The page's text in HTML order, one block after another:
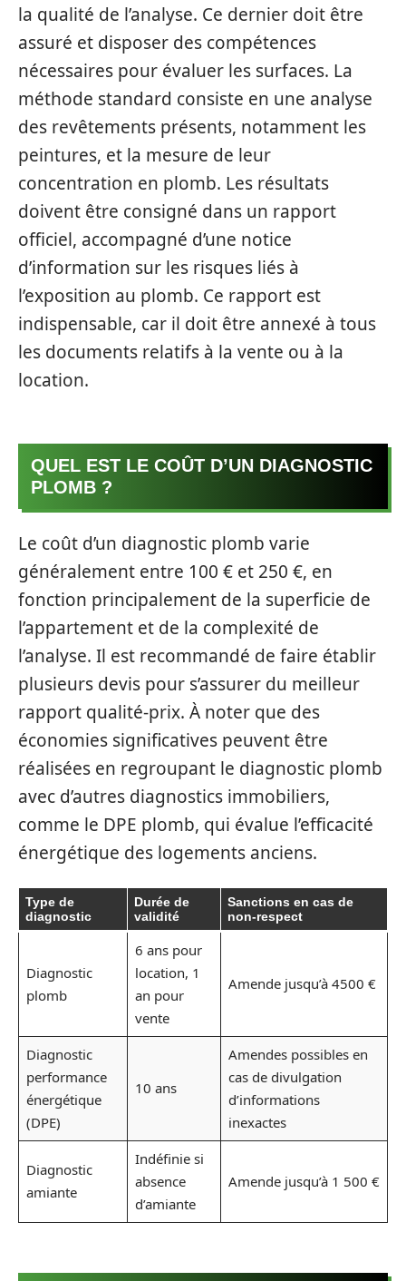
la qualité de l’analyse. Ce dernier doit être
assuré et disposer des compétences
nécessaires pour évaluer les surfaces. La
méthode standard consiste en une analyse
des revêtements présents, notamment les
peintures, et la mesure de leur
concentration en plomb. Les résultats
doivent être consigné dans un rapport
officiel, accompagné d’une notice
d’information sur les risques liés à
l’exposition au plomb. Ce rapport est
indispensable, car il doit être annexé à tous
les documents relatifs à la vente ou à la
location.
QUEL EST LE COÛT D’UN DIAGNOSTIC
PLOMB ?
Le coût d’un diagnostic plomb varie
généralement entre 100 € et 250 €, en
fonction principalement de la superficie de
l’appartement et de la complexité de
l’analyse. Il est recommandé de faire établir
plusieurs devis pour s’assurer du meilleur
rapport qualité-prix. À noter que des
économies significatives peuvent être
réalisées en regroupant le diagnostic plomb
avec d’autres diagnostics immobiliers,
comme le DPE plomb, qui évalue l’efficacité
énergétique des logements anciens.
Type de
diagnostic
Durée de
validité
Sanctions en cas de
non-respect
Diagnostic
plomb
6 ans pour
location, 1
an pour
vente
Amende jusqu’à 4500 €
Diagnostic
performance
énergétique
(DPE)
10 ans
Amendes possibles en
cas de divulgation
d’informations
inexactes
Diagnostic
amiante
Indéfinie si
absence
d’amiante
Amende jusqu’à 1 500 €